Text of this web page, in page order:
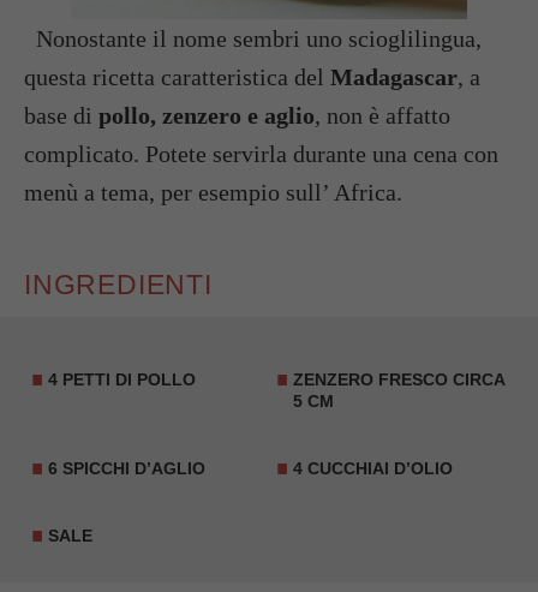
Nonostante il nome sembri uno scioglilingua,
questa ricetta caratteristica del Madagascar, a
base di pollo, zenzero e aglio, non è affatto
complicato. Potete servirla durante una cena con
menù a tema, per esempio sull’ Africa.
INGREDIENTI
4 PETTI DI POLLO ZENZERO FRESCO CIRCA
5 CM
6 SPICCHI D’AGLIO 4 CUCCHIAI D’OLIO
SALE